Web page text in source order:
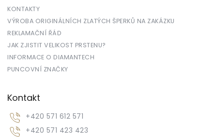
KONTAKTY
VÝROBA ORIGINÁLNÍCH ZLATÝCH ŠPERKŮ NA ZAKÁZKU
REKLAMAČNÍ ŘÁD
JAK ZJISTIT VELIKOST PRSTENU?
INFORMACE O DIAMANTECH
PUNCOVNÍ ZNAČKY
Kontakt
+420 571 612 571
+420 571 423 423